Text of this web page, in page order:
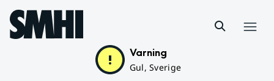
Hoppa till sidans innehåll
Varning
Gul, Sverige